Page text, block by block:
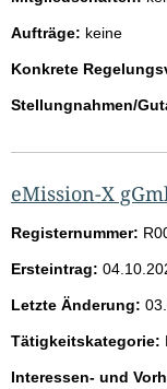
Aufträge: keine
Konkrete
Stellungnahmen/
eMission-X
Registernummer:
Ersteintrag:
Letzte Änderung:
Tätigkeitskategorie:
Interessen- und